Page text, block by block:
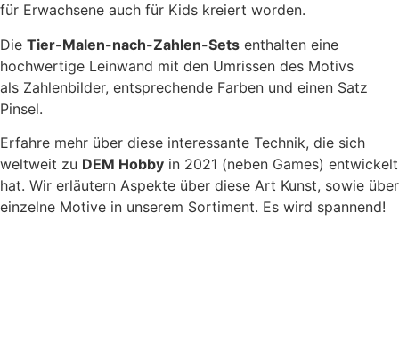
für Erwachsene auch für Kids kreiert worden.
Die Tier-Malen-nach-Zahlen-Sets enthalten eine
hochwertige Leinwand mit den Umrissen des Motivs
als Zahlenbilder, entsprechende Farben und einen Satz
Pinsel.
Erfahre mehr über diese interessante Technik, die sich
weltweit zu DEM Hobby in 2021 (neben Games) entwickelt
hat. Wir erläutern Aspekte über diese Art Kunst, sowie über
einzelne Motive in unserem Sortiment. Es wird spannend!